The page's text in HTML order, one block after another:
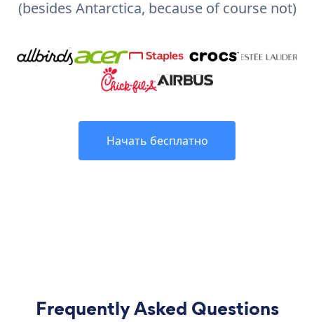
(besides Antarctica, because of course not)
Начать бесплатно
Frequently Asked Questions